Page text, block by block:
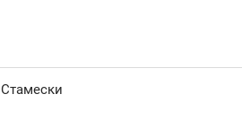
Стамески